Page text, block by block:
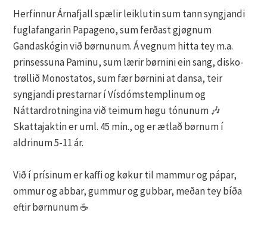
Herfinnur Árnafjall spælir leiklutin sum tann syngjandi
fuglafangarin Papageno, sum ferðast gjøgnum
Gandaskógin við børnunum. Á vegnum hitta tey m.a.
prinsessuna Paminu, sum lærir børnini ein sang, disko-
trøllið Monostatos, sum fær børnini at dansa, teir
syngjandi prestarnar í Vísdómstemplinum og
Náttardrotningina við teimum høgu tónunum 🎶
Skattajaktin er uml. 45 min., og er ætlað børnum í
aldrinum 5-11 ár.
Við í prísinum er kaffi og køkur til mammur og pápar,
ommur og abbar, gummur og gubbar, meðan tey bíða
eftir børnunum ☕